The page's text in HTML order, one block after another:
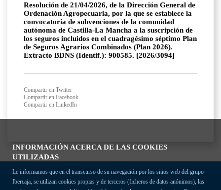
INFORMACIÓN ACERCA DE LAS COOKIES
UTILIZADAS
Le informamos que en el transcurso de su navegación por los sitios web del grupo
Ibercaja, se utilizan cookies propias y de terceros (ficheros de datos anónimos), las
Resolución de 21/04/2026, de la Dirección General de
Ordenación Agropecuaria, por la que se establece la
convocatoria de subvenciones de la comunidad
autónoma de Castilla-La Mancha a la suscripción de
los seguros incluidos en el cuadragésimo séptimo Plan
de Seguros Agrarios Combinados (Plan 2026).
Extracto BDNS (Identif.): 900585. [2026/3094]
Compartir en Twitter
Compartir en Facebook
Compartir en LinkedIn